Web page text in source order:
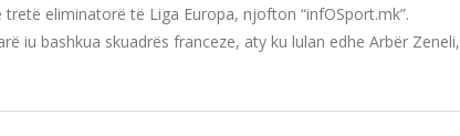
eliminatorë të Liga Europa, njofton “infOSport.mk”.
iu bashkua skuadrës franceze, aty ku lulan edhe Arbër Zeneli,